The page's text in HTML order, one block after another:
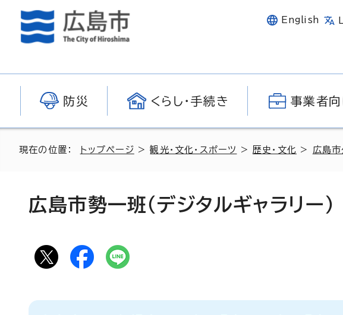
English
防災 くらし・手続き 事業者
現在の位置： トップページ >観光・文化・スポーツ >歴史・文化 > 広島
広島市勢一班（デジタルギャラリー）